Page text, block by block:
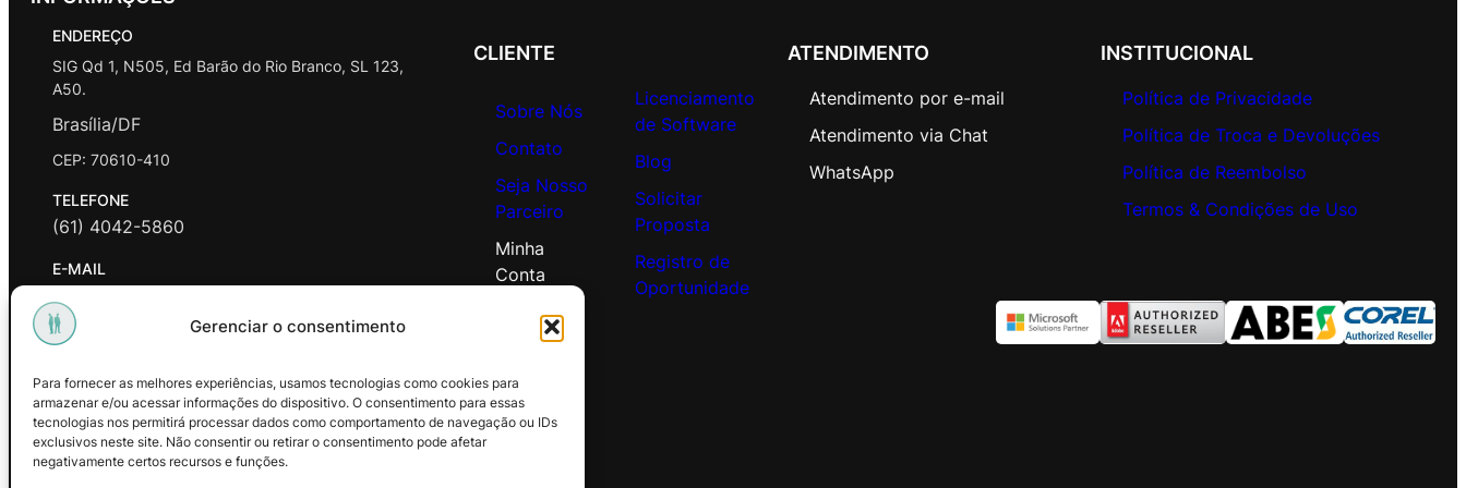
Gerenciar o consentimento
Para fornecer as melhores experiências, usamos tecnologias como cookies para
armazenar e/ou acessar informações do dispositivo. O consentimento para essas
tecnologias nos permitirá processar dados como comportamento de navegação ou IDs
exclusivos neste site. Não consentir ou retirar o consentimento pode afetar
negativamente certos recursos e funções.
ENDEREÇO
SIG Qd 1, N505, Ed Barão do Rio Branco, SL 123,
A50.
Brasília/DF
CEP: 70610-410
TELEFONE
(61) 4042-5860
E-MAIL
contato@promasters.net.br
HORÁRIO DE ATENDIMENTO
Facebook Instagram Youtube
CLIENTE
Sobre Nós
Contato
Seja Nosso
Parceiro
Minha
Conta
Licenciamento
de Software
Blog
Solicitar
Proposta
Registro de
Oportunidade
ATENDIMENTO
Atendimento por e-mail
Atendimento via Chat
WhatsApp
INSTITUCIONAL
Política de Privacidade
Política de Troca e Devoluções
Política de Reembolso
Termos & Condições de Uso